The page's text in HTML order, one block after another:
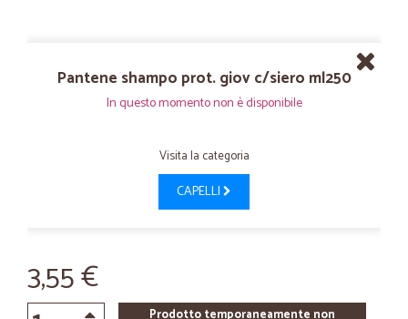
Pantene shampo prot. giov c/siero ml250
In questo momento non è disponibile
Visita la categoria
CAPELLI
3,55 €
Prodotto temporaneamente non